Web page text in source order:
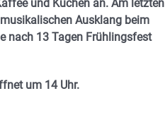
und Kuchen an. Am letzten
Ausklang beim
nach 13 Tagen Frühlingsfest
um 14 Uhr.